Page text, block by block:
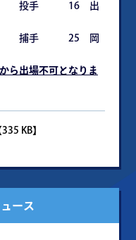
ス 投手 16 出
ツ 捕手 25 岡
ら出場不可となりま
335 KB】
ース